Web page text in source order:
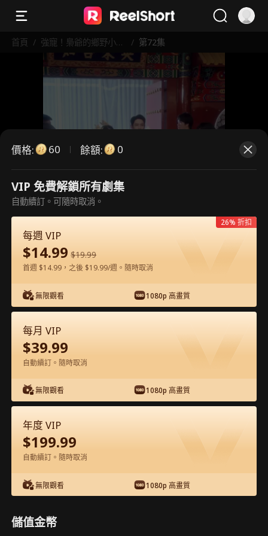
首頁 / 強寵！梟爺的鄉野小逃
/ 第72集
這是付費劇集。請解鎖後觀看。
第72集 - 強寵！梟爺的鄉野小逃妻 完整影
片
1-50 51-73
69 71 72
價格: 60 餘額: 0
VIP 免費解鎖所有劇集
自動續訂。可隨時取消。
每週 VIP
$14.99 $19.99
首週 $14.99，之後 $19.99/週。隨時取消
無限觀看 1080p 高畫質
26% 折扣
每月 VIP
$39.99
自動續訂。隨時取消
無限觀看 1080p 高畫質
年度 VIP
$199.99
自動續訂。隨時取消
無限觀看 1080p 高畫質
儲值金幣